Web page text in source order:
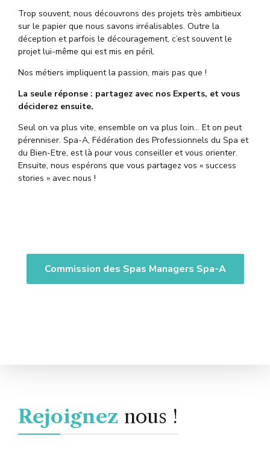
Trop souvent, nous découvrons des projets très ambitieux
sur le papier que nous savons irréalisables. Outre la
déception et parfois le découragement, c’est souvent le
projet lui-même qui est mis en péril.
Nos métiers impliquent la passion, mais pas que !
La seule réponse : partagez avec nos Experts, et vous
déciderez ensuite.
Seul on va plus vite, ensemble on va plus loin… Et on peut
pérenniser. Spa-A, Fédération des Professionnels du Spa et
du Bien-Etre, est là pour vous conseiller et vous orienter.
Ensuite, nous espérons que vous partagez vos « success
stories » avec nous !
Commission des Spas Managers Spa-A
Rejoignez nous !